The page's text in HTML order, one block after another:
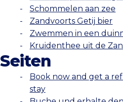
Schommelen aan zee
Zandvoorts Getij bier
Zwemmen in een
Kruidenthee uit de
Seiten
Book now and get a
stay